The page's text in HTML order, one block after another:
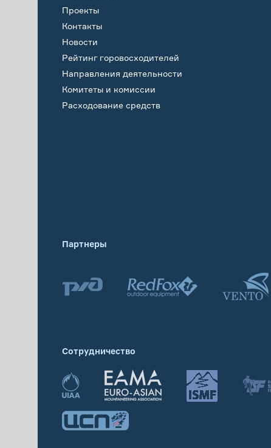
Проекты
Контакты
Новости
Рейтинг горовосходителей
Направления деятельности
Комитеты и комиссии
Расходование средств
Партнеры
Сотрудничество